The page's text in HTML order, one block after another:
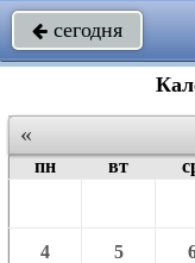
 сегодня
«
пн
вт
4 5